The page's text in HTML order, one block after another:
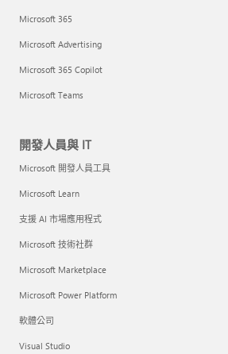
Microsoft 365
Microsoft Advertising
Microsoft 365 Copilot
Microsoft Teams
開發人員與 IT
Microsoft 開發人員工具
Microsoft Learn
支援 AI 市場應用程式
Microsoft 技術社群
Microsoft Marketplace
Microsoft Power Platform
軟體公司
Visual Studio